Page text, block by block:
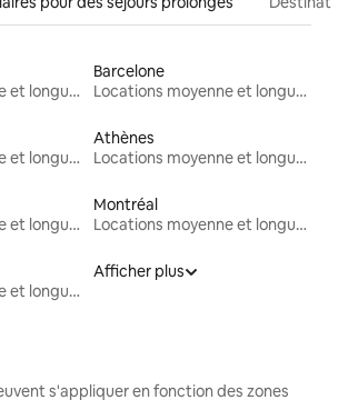
Locations moyenne et longue durée
Barcelone
Locations moyenne et longue durée
Locations moyenne et longue durée
Athènes
Locations moyenne et longue durée
Locations moyenne et longue durée
Montréal
Locations moyenne et longue durée
Locations moyenne et longue durée
Afficher plus
s'appliquer en fonction des zones